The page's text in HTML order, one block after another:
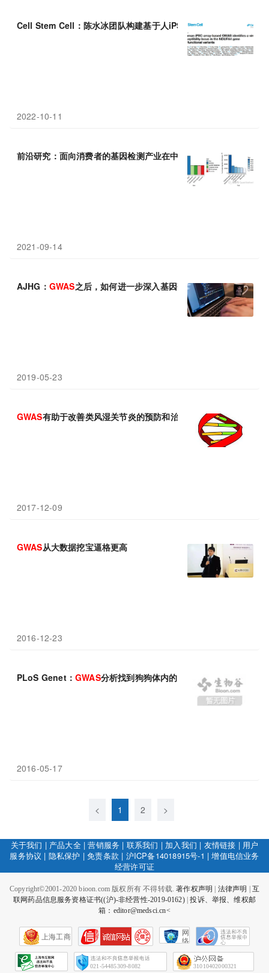
Cell Stem Cell：陈水冰团队构建基于人iPS干细胞的 研究
2022-10-11
前沿研究：面向消费者的基因检测产业在中国的发展及其在 GWAS
2021-09-14
AJHG： GWAS之后，如何进一步深入基因研究
2019-05-23
GWAS有助于改善类风湿关节炎的预防和治疗
2017-12-09
GWAS从大数据挖宝逼格更高
2016-12-23
PLoS Genet： GWAS分析找到狗狗体内的恶性脑瘤风险基因
2016-05-17
< 1 2 >
关于我们 | 产品大全|营销服务 | 联系我们 | 加入我们 | 友情链接 | 用户
服务协议 | 隐私保护 |免责条款 | 沪ICP备14018915号-1 |增值电信业务
经营许可证
Copyright©2001-2020 bioon.com 版权所有 不得转载.著作权声明 法律声明
互
联网药品信息服务资格证书((沪)-非经营性-2019-0162)|投诉、举报、维权邮
箱：editor@medsci.cn<
上海工商
网
络
会
征
021-54485309-8082 31010402000321